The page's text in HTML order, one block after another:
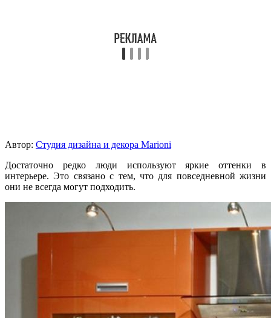
Автор: Студия дизайна и декора Marioni
Достаточно редко люди используют яркие оттенки в
интерьере. Это связано с тем, что для повседневной жизни
они не всегда могут подходить.